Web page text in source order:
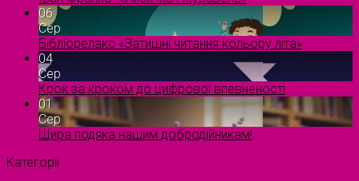
06
Сер
Бібліорелакс «Затишні читання кольору літа»
04
Сер
Крок за кроком до цифрової впевненості
01
Сер
Щира подяка нашим добродійникам!
Категорії